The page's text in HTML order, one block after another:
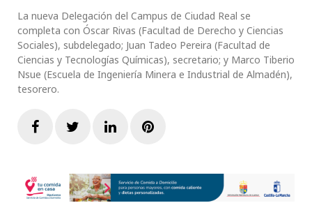
La nueva Delegación del Campus de Ciudad Real se
completa con Óscar Rivas (Facultad de Derecho y Ciencias
Sociales), subdelegado; Juan Tadeo Pereira (Facultad de
Ciencias y Tecnologías Químicas), secretario; y Marco Tiberio
Nsue (Escuela de Ingeniería Minera e Industrial de Almadén),
tesorero.
FacebookTwitterLinkedInPinterest